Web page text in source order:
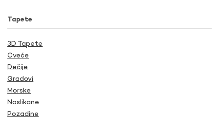
Tapete
3D Tapete
Cveće
Dečije
Gradovi
Morske
Naslikane
Pozadine